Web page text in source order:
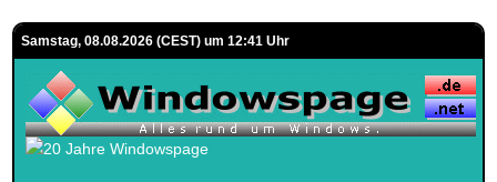
Samstag, 08.08.2026 (CEST) um 12:41 Uhr